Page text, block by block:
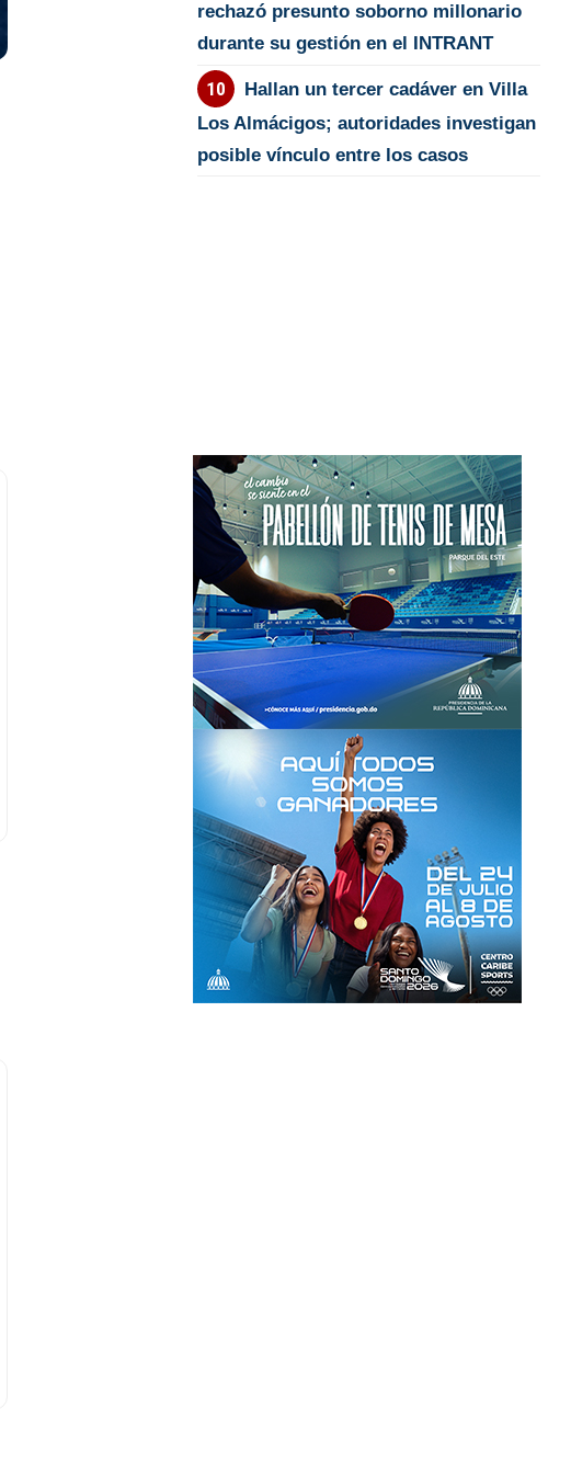
rechazó presunto soborno millonario
durante su gestión en el INTRANT
Hallan un tercer cadáver en Villa
Los Almácigos; autoridades investigan
posible vínculo entre los casos